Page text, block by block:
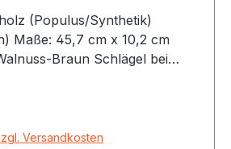
(Populus/Synthetik)
Braun Schlägel bei
ist mit einem stabilen
Nappafell ausgestattet.
Versandkosten